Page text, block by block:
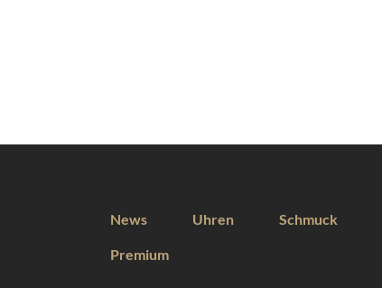
News Uhren Schmuck
Premium